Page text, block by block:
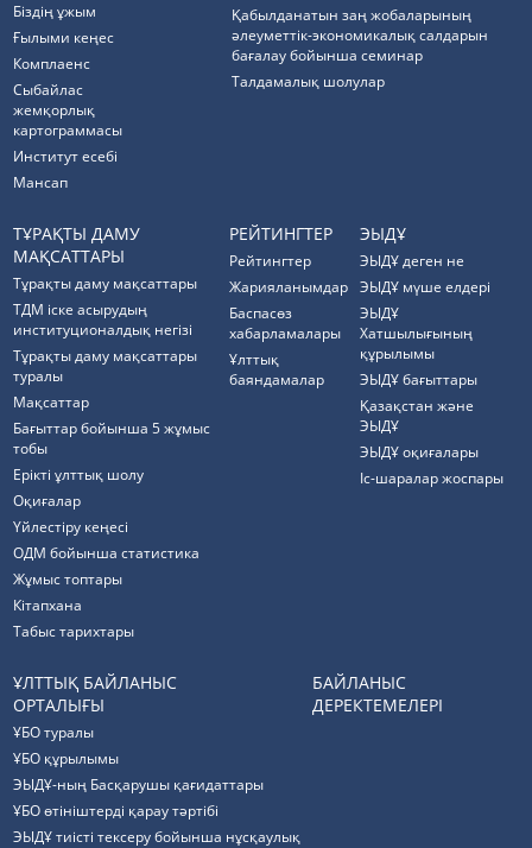
Біздің ұжым
Ғылыми кеңес
Комплаенс
Cыбайлас
жемқорлық
картограммасы
Институт есебі
Мансап
Қабылданатын заң жобаларының
әлеуметтік-экономикалық салдарын
бағалау бойынша семинар
Талдамалық шолулар
ТҰРАҚТЫ ДАМУ
МАҚСАТТАРЫ
Тұрақты даму мақсаттары
ТДМ іске асырудың
институционалдық негізі
Тұрақты даму мақсаттары
туралы
Мақсаттар
Бағыттар бойынша 5 жұмыс
тобы
Ерікті ұлттық шолу
Оқиғалар
Үйлестіру кеңесі
ОДМ бойынша статистика
Жұмыс топтары
Кітапхана
Табыс тарихтары
РЕЙТИНГТЕР
Рейтингтер
Жарияланымдар
Баспасөз
хабарламалары
Ұлттық
баяндамалар
ЭЫДҰ
ЭЫДҰ деген не
ЭЫДҰ мүше елдері
ЭЫДҰ
Хатшылығының
құрылымы
ЭЫДҰ бағыттары
Қазақстан және
ЭЫДҰ
ЭЫДҰ оқиғалары
Іс-шаралар жоспары
ҰЛТТЫҚ БАЙЛАНЫС
ОРТАЛЫҒЫ
ҰБО туралы
ҰБО құрылымы
ЭЫДҰ-ның Басқарушы қағидаттары
ҰБО өтініштерді қарау тәртібі
ЭЫДҰ тиісті тексеру бойынша нұсқаулық
БАЙЛАНЫС
ДЕРЕКТЕМЕЛЕРІ